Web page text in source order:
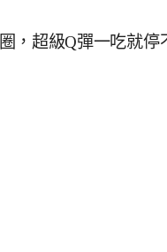
，超級Q彈一吃就停